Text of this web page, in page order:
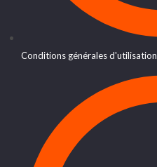
Conditions générales d'utilisation